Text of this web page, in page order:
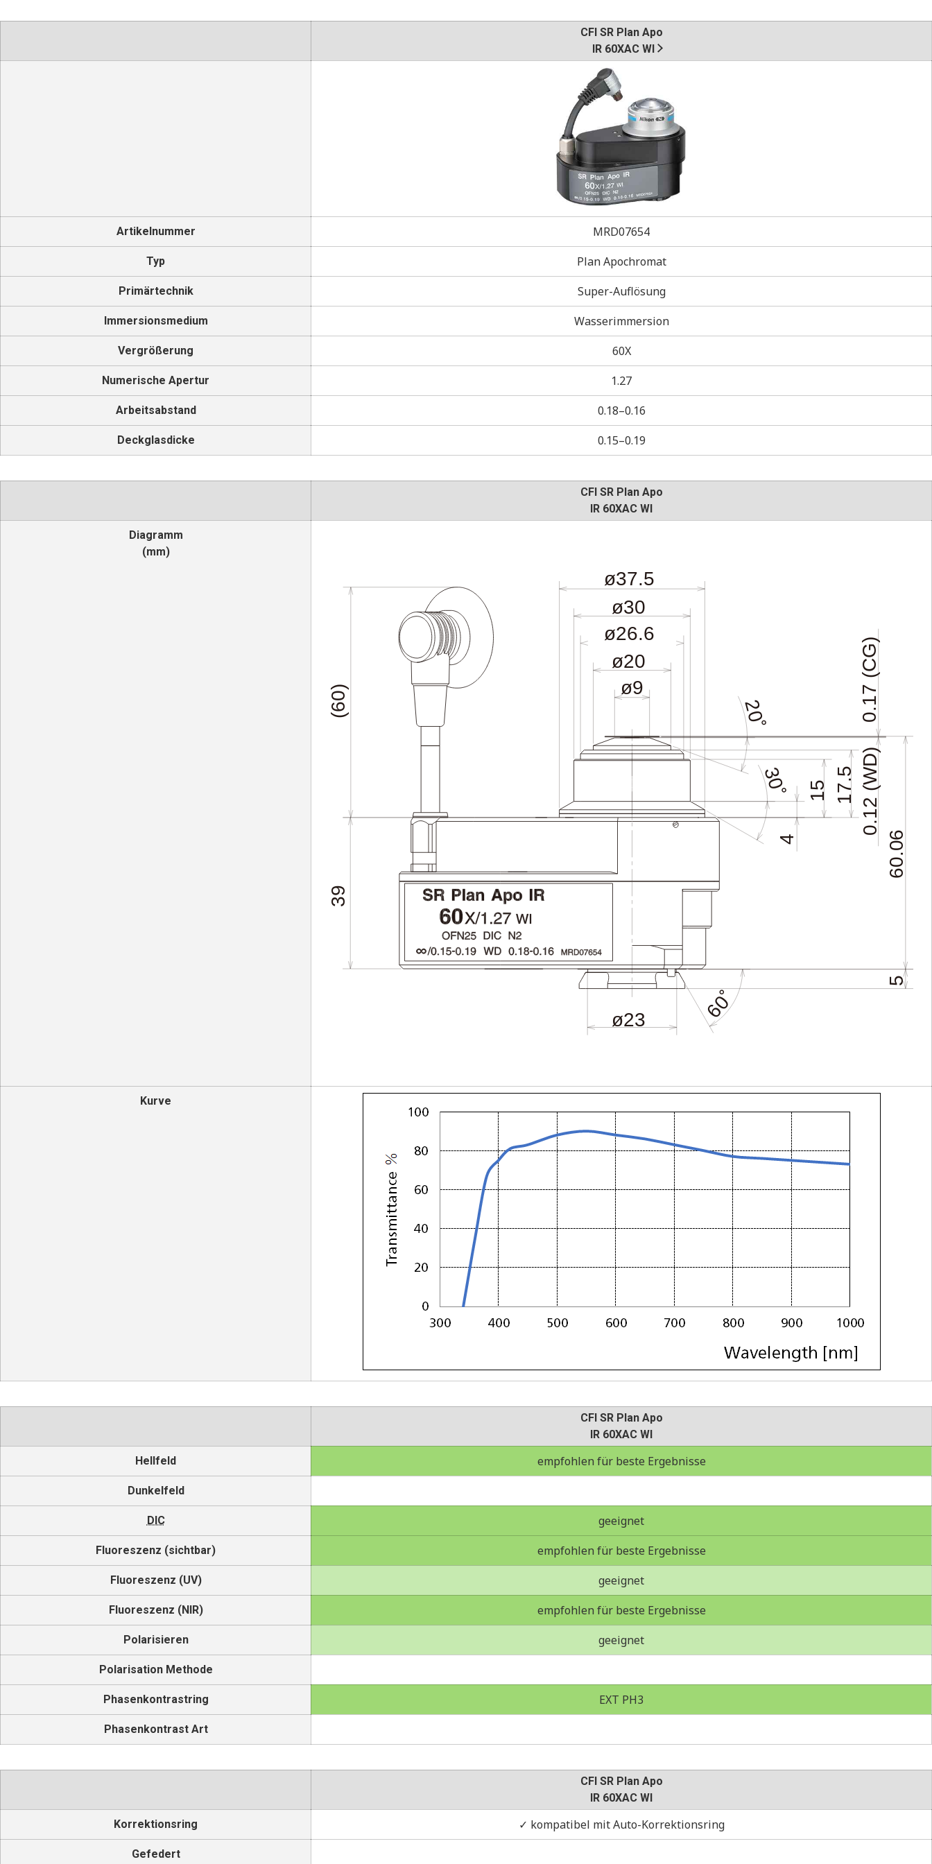
CFI SR Plan Apo
IR 60XAC WI
Artikelnummer MRD07654
Typ Plan Apochromat
Primärtechnik Super-Auflösung
Immersionsmedium Wasserimmersion
Vergrößerung 60X
Numerische Apertur 1.27
Arbeitsabstand 0.18–0.16
Deckglasdicke 0.15–0.19
CFI SR Plan Apo
IR 60XAC WI
Diagramm
(mm)
Kurve
CFI SR Plan Apo
IR 60XAC WI
Hellfeld
empfohlen für beste Ergebnisse
Dunkelfeld
DIC geeignet
Fluoreszenz (sichtbar) empfohlen für beste Ergebnisse
Fluoreszenz (UV) geeignet
Fluoreszenz (NIR) empfohlen für beste Ergebnisse
Polarisieren geeignet
Polarisation Methode
Phasenkontrastring EXT PH3
Phasenkontrast Art
CFI SR Plan Apo
IR 60XAC WI
Korrektionsring
✓ kompatibel mit Auto-Korrektionsring
Gefedert